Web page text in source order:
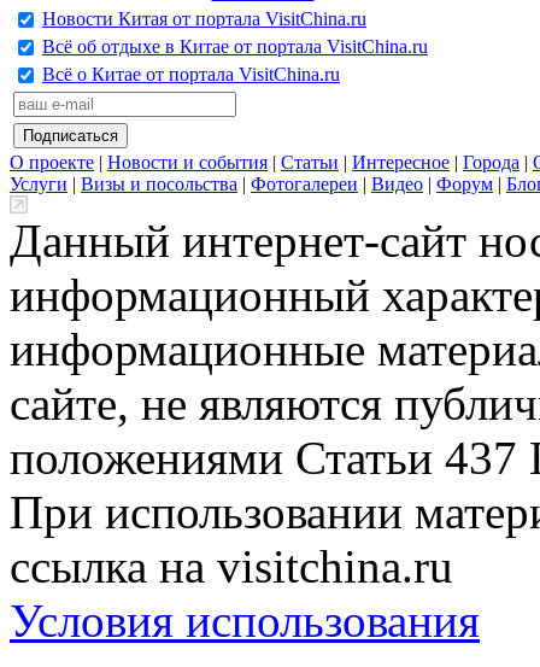
Новости Китая от портала VisitChina.ru
Всё об отдыхе в Китае от портала VisitChina.ru
Всё о Китае от портала VisitChina.ru
О проекте | Новости и события | Статьи | Интересное | Города |
Услуги | Визы и посольства | Фотогалереи | Видео | Форум |
Данный интернет-сайт
информационный
информационные
сайте, не являются
положениями Статьи 437
При использовании
ссылка на visitchina.ru
Условия использования